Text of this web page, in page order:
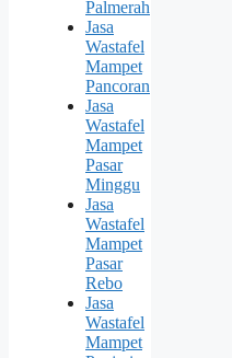
Palmerah
Jasa
Wastafel
Mampet
Pancoran
Jasa
Wastafel
Mampet
Pasar
Minggu
Jasa
Wastafel
Mampet
Pasar
Rebo
Jasa
Wastafel
Mampet